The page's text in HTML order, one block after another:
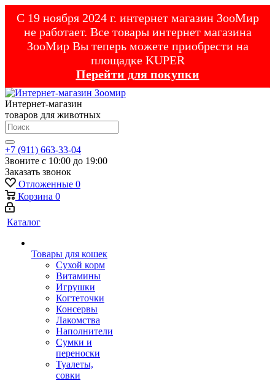
С 19 ноября 2024 г. интернет магазин ЗооМир
не работает. Все товары интернет магазина
ЗооМир Вы теперь можете приобрести на
площадке KUPER
Перейти для покупки
Интернет-магазин
товаров для животных
+7 (911) 663-33-04
Звоните с 10:00 до 19:00
Заказать звонок
Отложенные 0
Корзина 0
Каталог
Товары для кошек
Cухой корм
Витамины
Игрушки
Когтеточки
Консервы
Лакомства
Наполнители
Сумки и
переноски
Туалеты,
совки